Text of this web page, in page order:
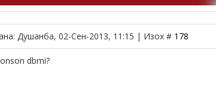
Душанба, 02-Сен-2013, 11:15 | Изох # 178
dbmi?